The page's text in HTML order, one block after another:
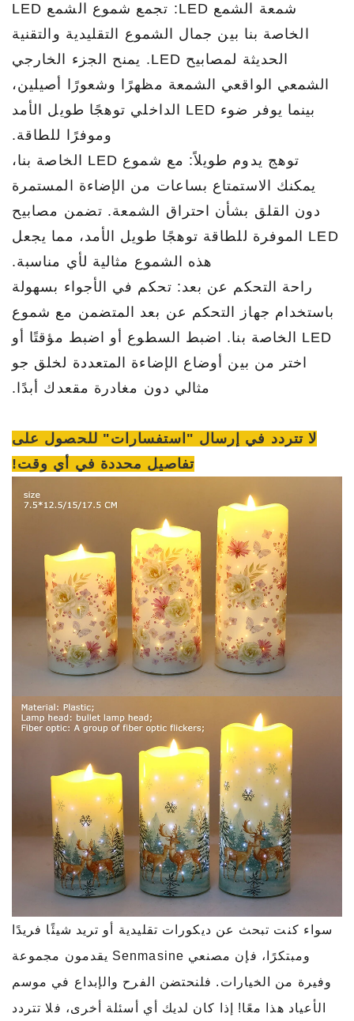
شمعة الشمع LED: تجمع شموع الشمع LED
الخاصة بنا بين جمال الشموع التقليدية والتقنية
الحديثة لمصابيح LED. يمنح الجزء الخارجي
الشمعي الواقعي الشمعة مظهرًا وشعورًا أصيلين،
بينما يوفر ضوء LED الداخلي توهجًا طويل الأمد
وموفرًا للطاقة.
توهج يدوم طويلاً: مع شموع LED الخاصة بنا،
يمكنك الاستمتاع بساعات من الإضاءة المستمرة
دون القلق بشأن احتراق الشمعة. تضمن مصابيح
LED الموفرة للطاقة توهجًا طويل الأمد، مما يجعل
هذه الشموع مثالية لأي مناسبة.
راحة التحكم عن بعد: تحكم في الأجواء بسهولة
باستخدام جهاز التحكم عن بعد المتضمن مع شموع
LED الخاصة بنا. اضبط السطوع أو اضبط مؤقتًا أو
اختر من بين أوضاع الإضاءة المتعددة لخلق جو
مثالي دون مغادرة مقعدك أبدًا.
لا تتردد في إرسال "استفسارات" للحصول على
تفاصيل محددة في أي وقت!
سواء كنت تبحث عن ديكورات تقليدية أو تريد شيئًا فريدًا
ومبتكرًا، فإن مصنعي Senmasine يقدمون مجموعة
وفيرة من الخيارات. فلنحتضن الفرح والإبداع في موسم
الأعياد هذا معًا! إذا كان لديك أي أسئلة أخرى، فلا تتردد